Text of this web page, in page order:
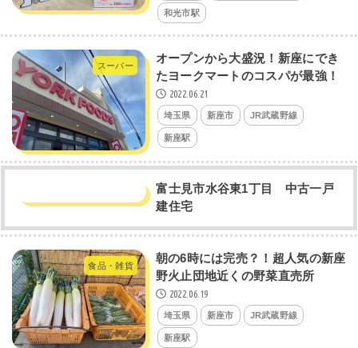
和光市駅
スーパー
オープンから大盛況！新座にでき
たヨークマートのコスパが最強！
2022.06.21
埼玉県 新座市 JR武蔵野線
新座駅
富士見市水谷東1丁目 中古一戸
建住宅
食品・雑貨
朝の6時には完売？！超人気の新座
野火止団地近くの野菜直売所
2022.06.19
埼玉県 新座市 JR武蔵野線
新座駅